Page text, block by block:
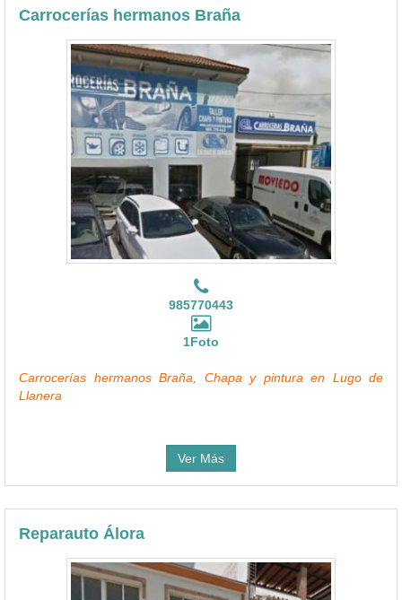
Carrocerías hermanos Braña
985770443
1Foto
Carrocerías hermanos Braña, Chapa y pintura en Lugo de
Llanera
Ver Más
Reparauto Álora